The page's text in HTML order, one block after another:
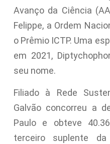
Avanço da Ciência
Felippe, a Ordem
o Prêmio ICTP. Uma
em 2021,
seu nome.
Filiado à Rede
Galvão concorreu a
Paulo e obteve
terceiro suplente da